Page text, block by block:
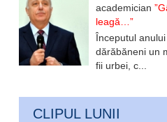
academician
leagă…”
Începutul
dărăbăneni un
fii urbei, c...
CLIPUL LUNII